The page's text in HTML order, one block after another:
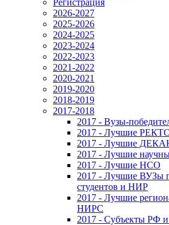
Регистрация
2026-2027
2025-2026
2024-2025
2023-2024
2022-2023
2021-2022
2020-2021
2019-2020
2018-2019
2017-2018
2017 - Вузы-
2017 - Лучшие
2017 - Лучшие
2017 - Лучшие
2017 - Лучшие НСО
2017 - Лучшие ВУЗы
студентов и НИР
2017 - Лучшие
НИРС
2017 - Субъекты РФ